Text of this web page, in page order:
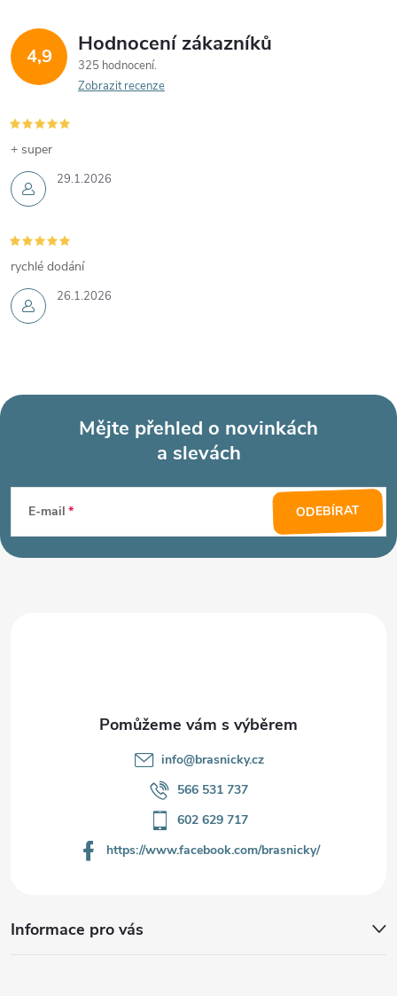
4,9 Hodnocení zákazníků
325 hodnocení
Zobrazit recenze
29.1.2026
+ super
26.1.2026
rychlé dodání
p
Mějte přehled o novinkách
a slevách
E-mail ODEBÍRAT
info@brasnicky.cz
566 531 737
602 629 717
https://www.facebook.com/brasnicky/
Informace pro vás